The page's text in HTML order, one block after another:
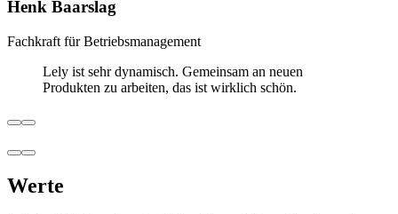
Henk Baarslag
Fachkraft für Betriebsmanagement
Lely ist sehr dynamisch. Gemeinsam an neuen
Produkten zu arbeiten, das ist wirklich schön.
Werte